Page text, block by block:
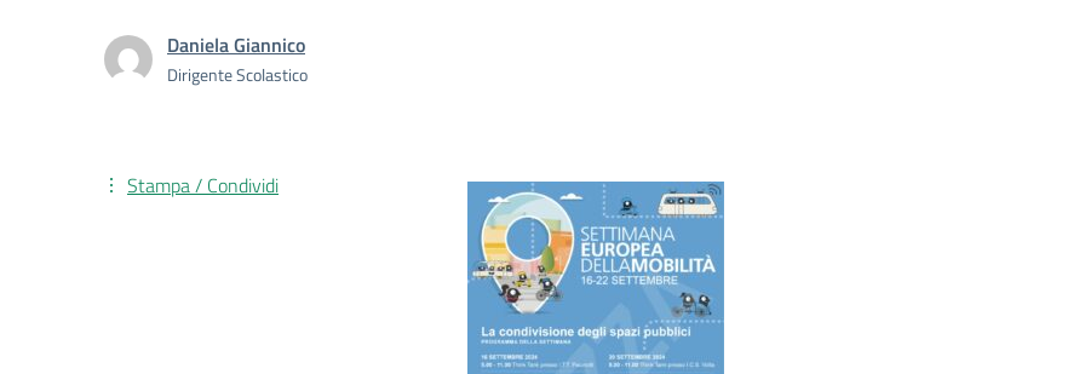
Daniela Giannico
Dirigente Scolastico
Stampa / Condividi